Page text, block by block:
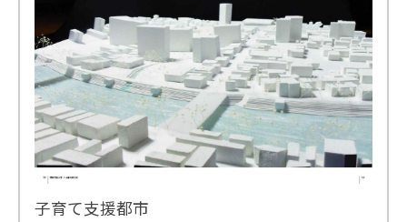
子育て支援都市